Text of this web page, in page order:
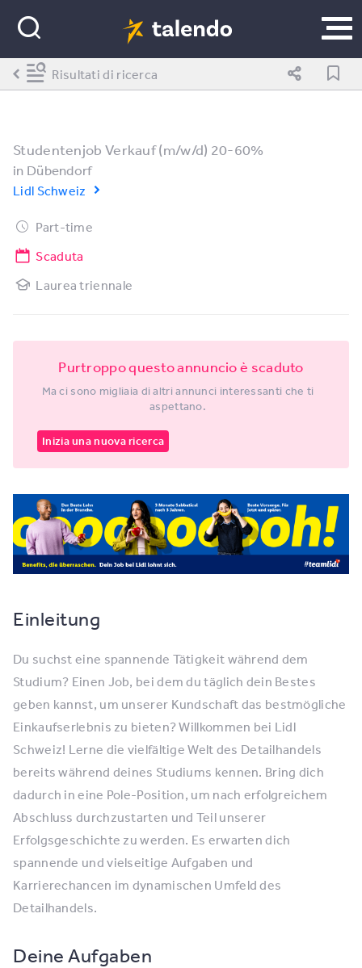
Studentenjob Verkauf (m/w/d) 20-60%
in Dübendorf
Lidl Schweiz
Part-time
Scaduta
Laurea triennale
Purtroppo questo annuncio è scaduto
Ma ci sono migliaia di altri annunci interessanti che ti
aspettano.
Inizia una nuova ricerca
Einleitung
Du suchst eine spannende Tätigkeit während dem
Studium? Einen Job, bei dem du täglich dein Bestes
geben kannst, um unserer Kundschaft das bestmögliche
Einkaufserlebnis zu bieten? Willkommen bei Lidl
Schweiz! Lerne die vielfältige Welt des Detailhandels
bereits während deines Studiums kennen. Bring dich
dadurch in eine Pole-Position, um nach erfolgreichem
Abschluss durchzustarten und Teil unserer
Erfolgsgeschichte zu werden. Es erwarten dich
spannende und vielseitige Aufgaben und
Karrierechancen im dynamischen Umfeld des
Detailhandels.
Deine Aufgaben
Risultati di ricerca